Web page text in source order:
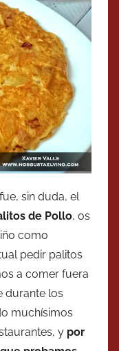
sin duda, el
de Pollo, os
como
pedir palitos
a comer fuera
durante los
muchísimos
y por